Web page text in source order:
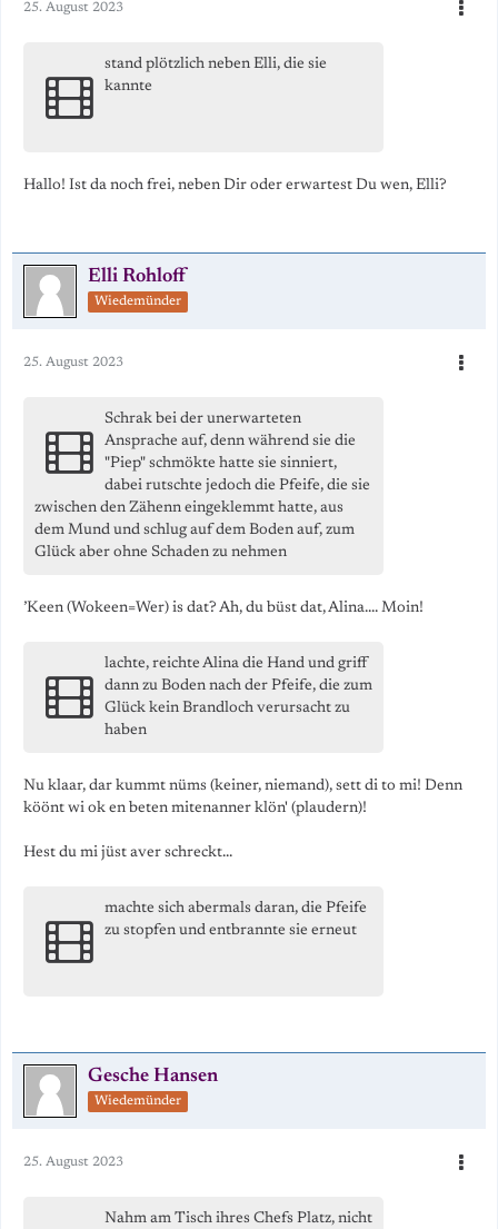
25. August 2023
stand plötzlich neben Elli, die sie
kannte
Hallo! Ist da noch frei, neben Dir oder erwartest Du wen, Elli?
Elli Rohloff
Wiedemünder
25. August 2023
Schrak bei der unerwarteten
Ansprache auf, denn während sie die
"Piep" schmökte hatte sie sinniert,
dabei rutschte jedoch die Pfeife, die sie
zwischen den Zähenn eingeklemmt hatte, aus
dem Mund und schlug auf dem Boden auf, zum
Glück aber ohne Schaden zu nehmen
’Keen (Wokeen=Wer) is dat? Ah, du büst dat, Alina.... Moin!
lachte, reichte Alina die Hand und griff
dann zu Boden nach der Pfeife, die zum
Glück kein Brandloch verursacht zu
haben
Nu klaar, dar kummt nüms (keiner, niemand), sett di to mi! Denn
köönt wi ok en beten mitenanner klön' (plaudern)!
Hest du mi jüst aver schreckt...
machte sich abermals daran, die Pfeife
zu stopfen und entbrannte sie erneut
Gesche Hansen
Wiedemünder
25. August 2023
Nahm am Tisch ihres Chefs Platz, nicht